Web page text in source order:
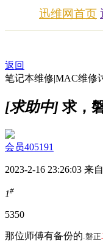
迅维网首页
返回
笔记本维修|MAC维修
[求助中]求，
会员405191
2023-2-16 23:26:03 来自
1#
5350
那位师傅有备份的.磐正